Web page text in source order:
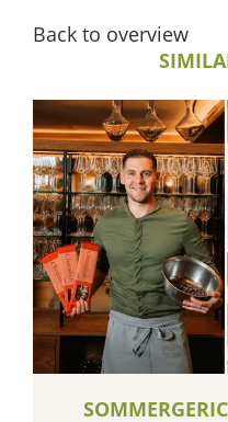
Back to overview